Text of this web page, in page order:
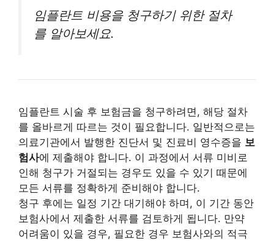
임플란트 비용을 청구하기 위한 절차
를 알아보세요.
임플란트 시술 후 보험금을 청구하려면, 해당 절차
를 올바르게 따르는 것이 필요합니다. 일반적으로는
의료기관에서 발행한 진단서 및 진료비 영수증을 보
험사에 제출해야 합니다. 이 과정에서 서류 미비로
인해 청구가 거절되는 경우도 있을 수 있기 때문에
모든 서류를 정확하게 준비해야 합니다.
청구 후에는 일정 기간 대기해야 하며, 이 기간 동안
보험사에서 제출한 서류를 검토하게 됩니다. 만약
어려움이 있을 경우, 필요한 경우 보험사와의 적극